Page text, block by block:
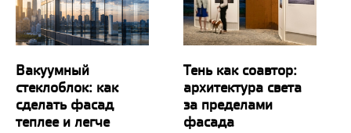
Вакуумный
стеклоблок: как
сделать фасад
теплее и легче
Тень как соавтор:
архитектура света
за пределами
фасада